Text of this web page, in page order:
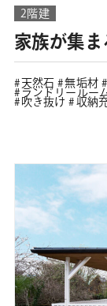
2階建
家族が集
天然石 無垢材
ランドリールー
吹き抜け
収納